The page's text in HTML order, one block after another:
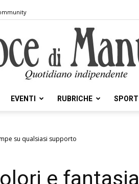
Voce
EVENTI RUBRICHE SPORT
su qualsiasi supporto
e fantasia